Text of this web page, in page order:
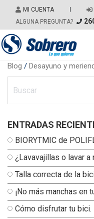
MI CUENTA |
ALGUNA PREGUNTA?
Salir del contenido
Main
Blog / Desayuno y
ENTRADAS
BIORYTMIC de
¿Lavavajillas o lavar a
Talla correcta de la
¡No más manchas en
Cómo disfrutar tu bici.